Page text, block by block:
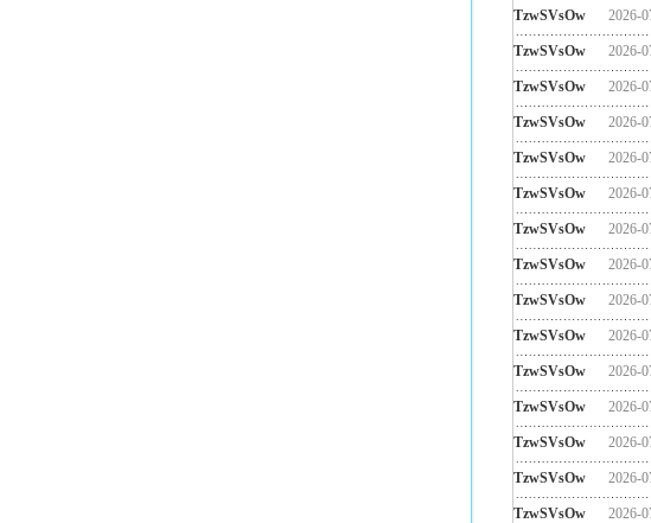
TzwSVsOw 2026-
TzwSVsOw 2026-
TzwSVsOw 2026-
TzwSVsOw 2026-
TzwSVsOw 2026-
TzwSVsOw 2026-
TzwSVsOw 2026-
TzwSVsOw 2026-
TzwSVsOw 2026-
TzwSVsOw 2026-
TzwSVsOw 2026-
TzwSVsOw 2026-
TzwSVsOw 2026-
TzwSVsOw 2026-
TzwSVsOw 2026-